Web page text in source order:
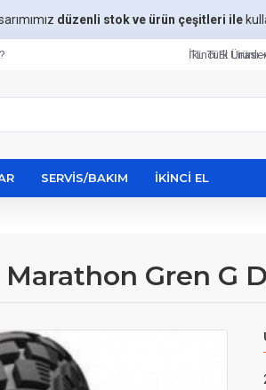
düzenli stok ve ürün çeşitleri ile
İkinci El Ürünler
TL Türk Lirası
SERVIS/BAKIM İKINCI EL
Gren G